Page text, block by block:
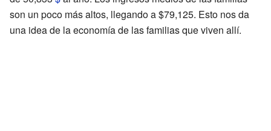
son un poco más altos, llegando a $79,125. Esto nos da
una idea de la economía de las familias que viven allí.